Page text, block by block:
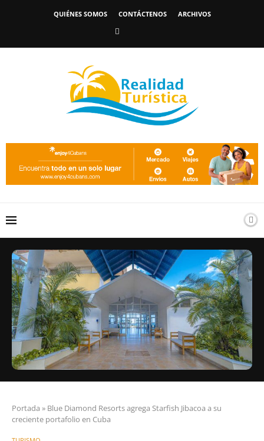
QUIÉNES SOMOS CONTÁCTENOS ARCHIVOS
Portada » Blue Diamond Resorts agrega Starfish Jibacoa a su
creciente portafolio en Cuba